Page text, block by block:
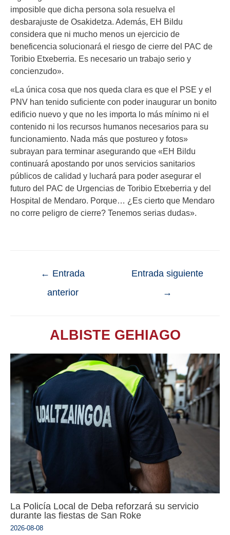
imposible que dicha persona sola resuelva el
desbarajuste de Osakidetza. Además, EH Bildu
considera que ni mucho menos un ejercicio de
beneficencia solucionará el riesgo de cierre del PAC de
Toribio Etxeberria. Es necesario un trabajo serio y
concienzudo».
«La única cosa que nos queda clara es que el PSE y el
PNV han tenido suficiente con poder inaugurar un bonito
edificio nuevo y que no les importa lo más mínimo ni el
contenido ni los recursos humanos necesarios para su
funcionamiento. Nada más que postureo y fotos»
subrayan para terminar asegurando que «EH Bildu
continuará apostando por unos servicios sanitarios
públicos de calidad y luchará para poder asegurar el
futuro del PAC de Urgencias de Toribio Etxeberria y del
Hospital de Mendaro. Porque… ¿Es cierto que Mendaro
no corre peligro de cierre? Tenemos serias dudas».
← Entrada
anterior
Entrada siguiente
→
ALBISTE GEHIAGO
La Policía Local de Deba reforzará su servicio
durante las fiestas de San Roke
2026-08-08